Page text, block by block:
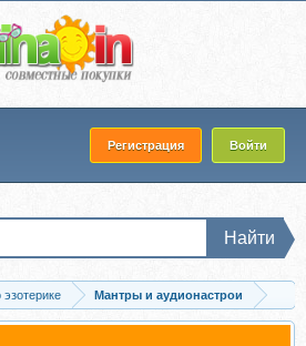
Регистрация Войти
Найти
Мантры и аудионастрои
для денег 2.0» (Игорь Ревенко, Алла Ревенко)